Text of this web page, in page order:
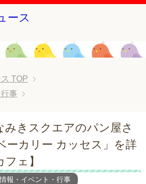
ース
TOP
事
みきスクエアのパン屋さ
ーカリー カッセス」を詳
ェ】
情報・イベント・行事